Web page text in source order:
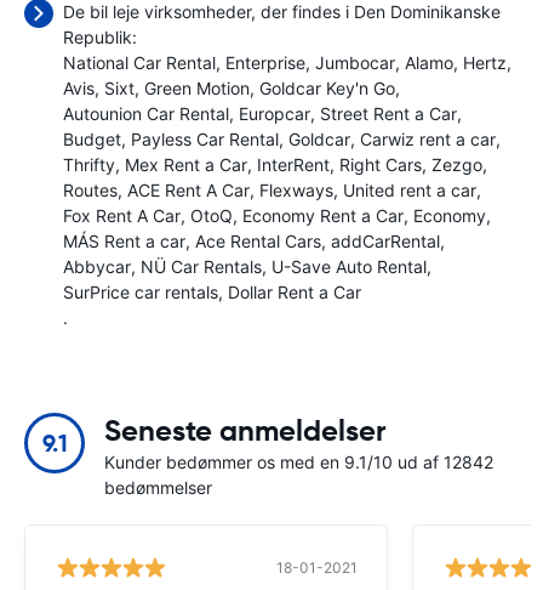
De bil leje virksomheder, der findes i Den Dominikanske
Republik:
National Car Rental Enterprise Jumbocar Alamo Hertz
Avis Sixt Green Motion Goldcar Key'n Go
Autounion Car Rental Europcar Street Rent a Car
Budget Payless Car Rental Goldcar Carwiz rent a car
Thrifty Mex Rent a Car InterRent Right Cars Zezgo
Routes ACE Rent A Car Flexways United rent a car
Fox Rent A Car OtoQ Economy Rent a Car Economy
MÁS Rent a car Ace Rental Cars addCarRental
Abbycar NÜ Car Rentals U-Save Auto Rental
SurPrice car rentals Dollar Rent a Car
.
9.1 Seneste anmeldelser
Kunder bedømmer os med en 9.1/10 ud af 12842
bedømmelser
18-01-2021